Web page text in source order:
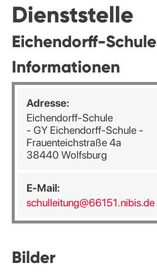
Dienststelle
Eichendorff-Schule
Informationen
Adresse:
Eichendorff-Schule
- GY Eichendorff-Schule -
Frauenteichstraße 4a
38440 Wolfsburg
E-Mail:
schulleitung@66151.nibis.de
Bilder